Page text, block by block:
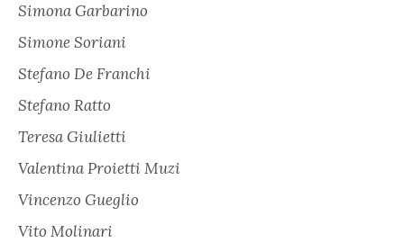
Simona Garbarino
Simone Soriani
Stefano De Franchi
Stefano Ratto
Teresa Giulietti
Valentina Proietti Muzi
Vincenzo Gueglio
Vito Molinari